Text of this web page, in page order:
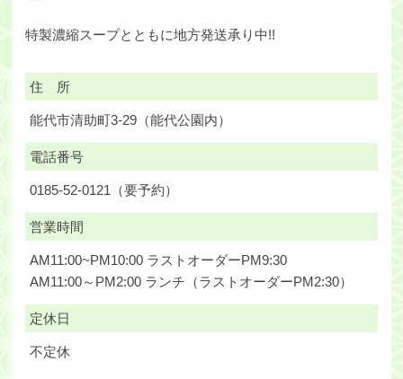
特製濃縮スープとともに地方発送承り中!!
住 所
能代市清助町3-29（能代公園内）
電話番号
0185-52-0121（要予約）
営業時間
AM11:00~PM10:00 ラストオーダーPM9:30
AM11:00～PM2:00 ランチ（ラストオーダーPM2:30）
定休日
不定休